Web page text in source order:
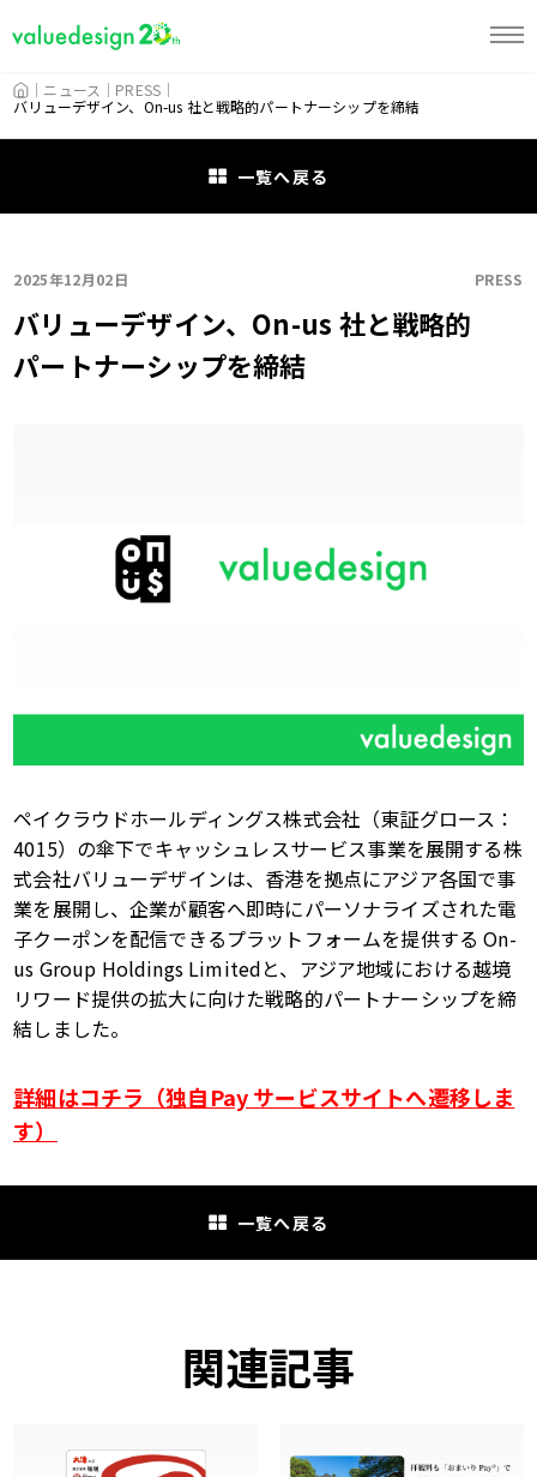
HOMEニュース
PRESS
バリューデザイン、On-us 社と戦略的パートナーシップを締結
一覧へ戻る
2025年12月02日 PRESS
バリューデザイン、On-us 社と戦略的
パートナーシップを締結
ペイクラウドホールディングス株式会社（東証グロース：
4015）の傘下でキャッシュレスサービス事業を展開する株
式会社バリューデザインは、香港を拠点にアジア各国で事
業を展開し、企業が顧客へ即時にパーソナライズされた電
子クーポンを配信できるプラットフォームを提供する On-
us Group Holdings Limitedと、アジア地域における越境
リワード提供の拡大に向けた戦略的パートナーシップを締
結しました。
詳細はコチラ（独自Pay サービスサイトへ遷移しま
す）
一覧へ戻る
関連記事